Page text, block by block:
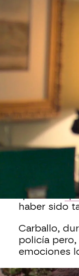
Publicado:31 de
Desirée Castillo
31 de
Jorge
que sabe
haber sido
Carballo,
policía
emociones